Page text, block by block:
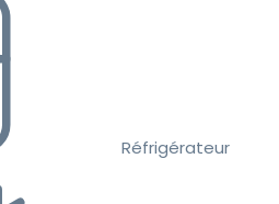
Réfrigérateur